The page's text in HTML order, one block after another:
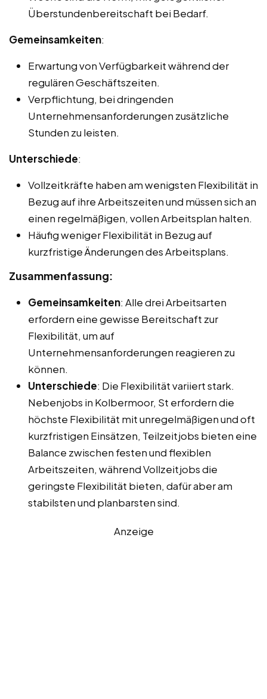
Überstundenbereitschaft bei Bedarf.
Gemeinsamkeiten:
Erwartung von Verfügbarkeit während der
regulären Geschäftszeiten.
Verpflichtung, bei dringenden
Unternehmensanforderungen zusätzliche
Stunden zu leisten.
Unterschiede:
Vollzeitkräfte haben am wenigsten Flexibilität in
Bezug auf ihre Arbeitszeiten und müssen sich an
einen regelmäßigen, vollen Arbeitsplan halten.
Häufig weniger Flexibilität in Bezug auf
kurzfristige Änderungen des Arbeitsplans.
Zusammenfassung:
Gemeinsamkeiten: Alle drei Arbeitsarten
erfordern eine gewisse Bereitschaft zur
Flexibilität, um auf
Unternehmensanforderungen reagieren zu
können.
Unterschiede: Die Flexibilität variiert stark.
Nebenjobs in Kolbermoor, St erfordern die
höchste Flexibilität mit unregelmäßigen und oft
kurzfristigen Einsätzen, Teilzeitjobs bieten eine
Balance zwischen festen und flexiblen
Arbeitszeiten, während Vollzeitjobs die
geringste Flexibilität bieten, dafür aber am
stabilsten und planbarsten sind.
Anzeige